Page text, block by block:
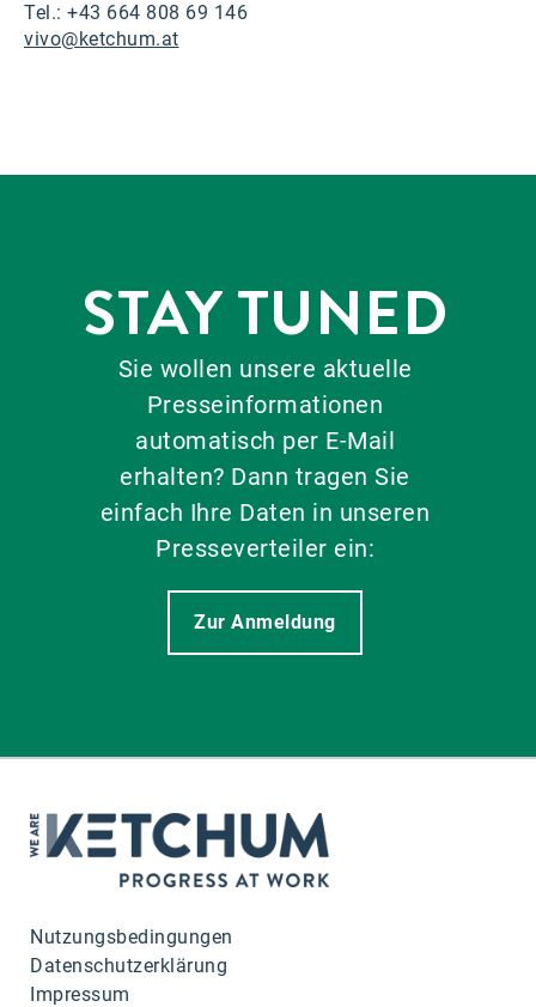
Tel.: +43 664 808 69 146
vivo@ketchum.at
STAY TUNED
Sie wollen unsere aktuelle
Presseinformationen
automatisch per E-Mail
erhalten? Dann tragen Sie
einfach Ihre Daten in unseren
Presseverteiler ein:
Zur Anmeldung
Nutzungsbedingungen
Datenschutzerklärung
Impressum